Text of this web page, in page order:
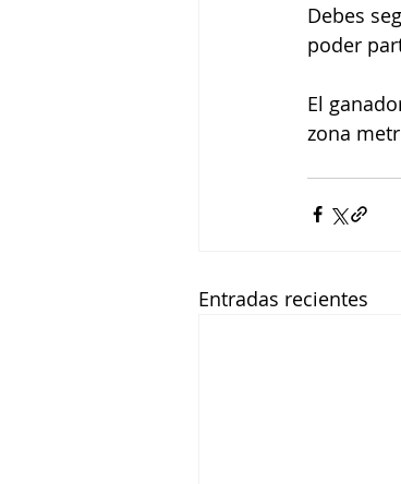
Debes
poder
El
zona
Entradas recientes